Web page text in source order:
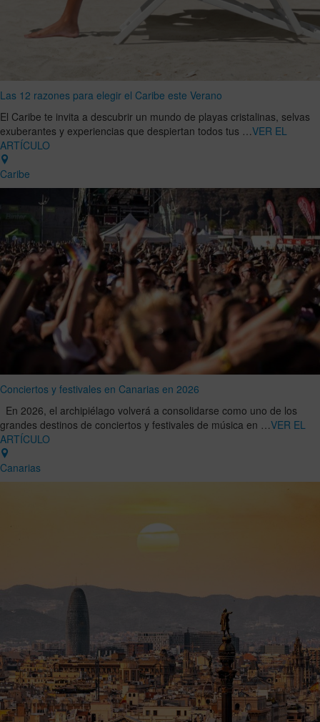
Las 12 razones para elegir el Caribe este Verano
El Caribe te invita a descubrir un mundo de playas cristalinas, selvas
exuberantes y experiencias que despiertan todos tus …VER EL
ARTÍCULO
Caribe
Conciertos y festivales en Canarias en 2026
En 2026, el archipiélago volverá a consolidarse como uno de los
grandes destinos de conciertos y festivales de música en …VER EL
ARTÍCULO
Canarias